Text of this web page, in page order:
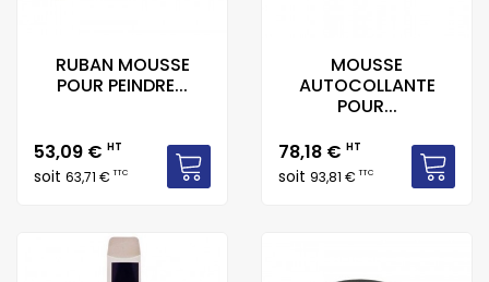
RUBAN MOUSSE
POUR PEINDRE...
Prix
53,09 € HT
soit 63,71 €TTC
MOUSSE
AUTOCOLLANTE
POUR...
Prix
78,18 € HT
soit 93,81 €TTC